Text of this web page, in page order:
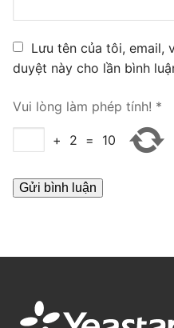
PRI VoIP Gateway
PRI VoIP Gateway
TIN TỨC
HƯỚNG DẪN
Lưu tên của tôi, email,
duyệt này cho lần bình
Vui lòng làm phép tính! *
+ 2 = 10